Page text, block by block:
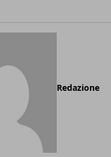
Redazione